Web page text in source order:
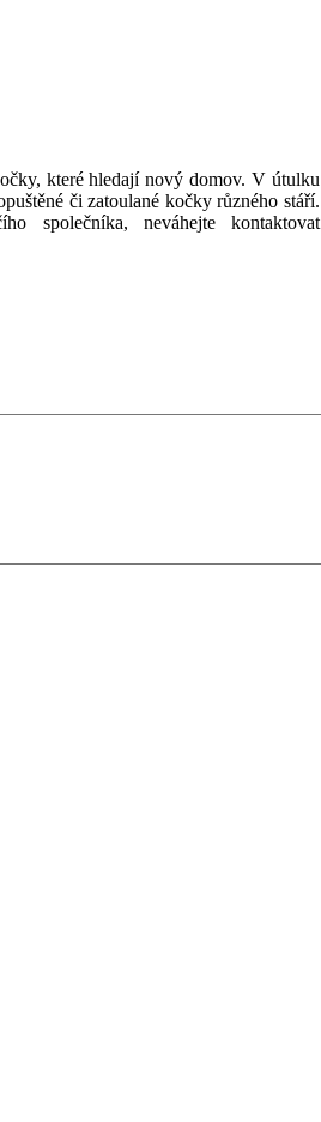
které hledají nový domov. V útulku
či zatoulané kočky různého stáří.
společníka, neváhejte kontaktovat